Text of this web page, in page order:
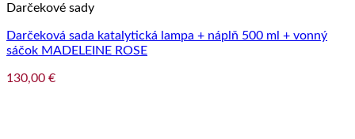
Darčekové sady
Darčeková sada katalytická lampa + náplň 500 ml + vonný
sáčok MADELEINE ROSE
130,00 €